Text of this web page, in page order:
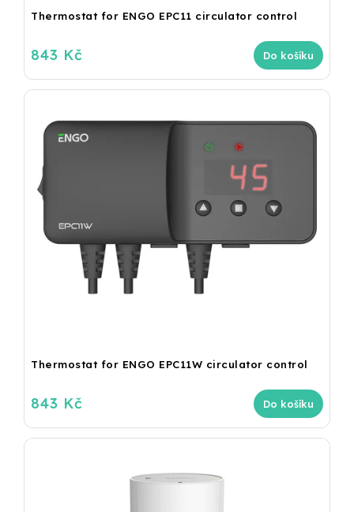
Thermostat for ENGO EPC11 circulator control
843 Kč Do košíku
Thermostat for ENGO EPC11W circulator control
843 Kč Do košíku